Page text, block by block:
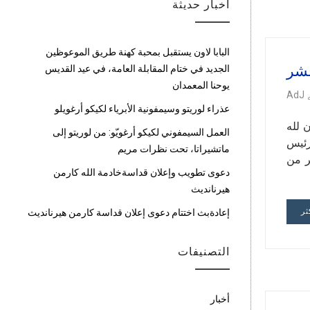
AdJ
لله
من
أخبار حديثة
البابا لاون يستقبل بمحبة كهنة طريق الموعوظين
الجديد في ختام المقابلة العامة، في عيد القديس
يوحنا المعمدان
عذراء لوريتو وسيمفونية الأبرياء لكيكو أرغويلو
العمل السيمفوني لكيكو أرغويّو: من لوريتو إلى
ماتشيراتا، تحت نظرات مريم
دعوى تطويب وإعلان قداسةخادمة الله كارمن
هيرنانديث
إعادةبث اختتام دعوى إعلان قداسة كارمن هيرنانديث
التصنيفات
أخبار